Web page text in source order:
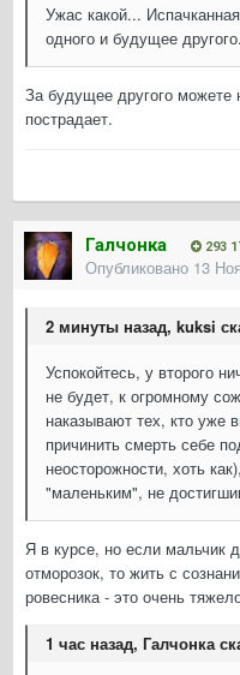
Ужас какой...
одного и будущее
За будущее другого можете
пострадает.
Галчонка 293
Опубликовано 13
2 минуты назад, kuksi
Успокойтесь, у второго
не будет, к огромному
наказывают тех, кто уже
причинить смерть себе
неосторожности, хоть
"маленьким", не
Я в курсе, но если мальчик
отморозок, то жить с
ровесника - это очень
1 час назад, Галчонка